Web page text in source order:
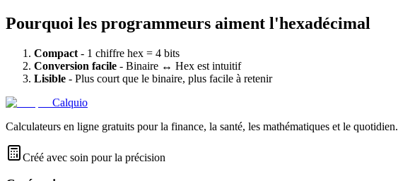
Pourquoi les programmeurs aiment l'hexadécimal
Compact - 1 chiffre hex = 4 bits
Conversion facile - Binaire ↔ Hex est intuitif
Lisible - Plus court que le binaire, plus facile à retenir
Calquio
Calculateurs en ligne gratuits pour la finance, la santé, les mathématiques et le quotidien.
Créé avec soin pour la précision